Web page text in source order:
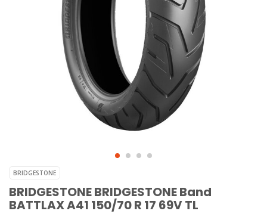
BRIDGESTONE
BRIDGESTONE BRIDGESTONE Band
BATTLAX A41 150/70 R 17 69V TL